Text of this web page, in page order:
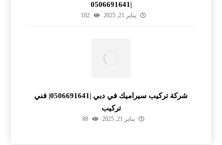
|0506691641
يناير 21, 2025 102
شركة تركيب سيراميك في دبي |0506691641| فني
تركيب
يناير 21, 2025 88